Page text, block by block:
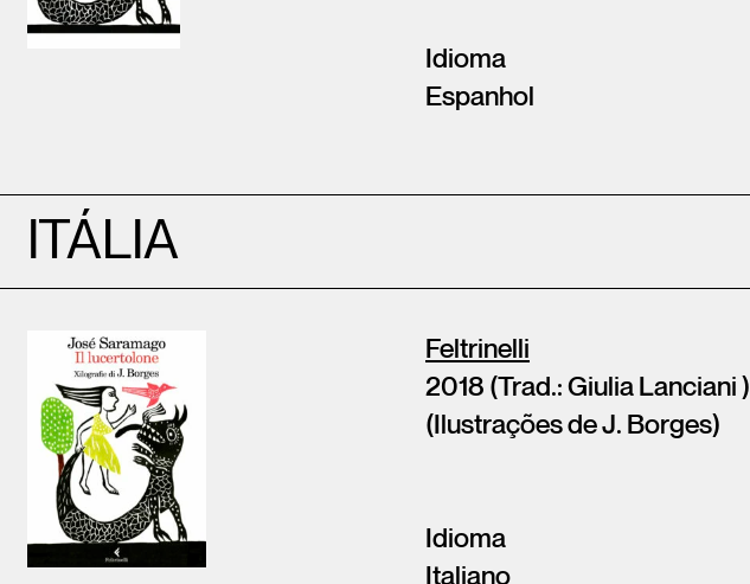
Idioma
Espanhol
ITÁLIA
Feltrinelli
2018 (Trad.: Giulia Lanciani )
(Ilustrações de J. Borges)
Idioma
Italiano